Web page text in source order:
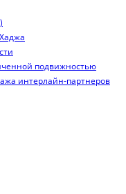
подвижностью
интерлайн-партнеров